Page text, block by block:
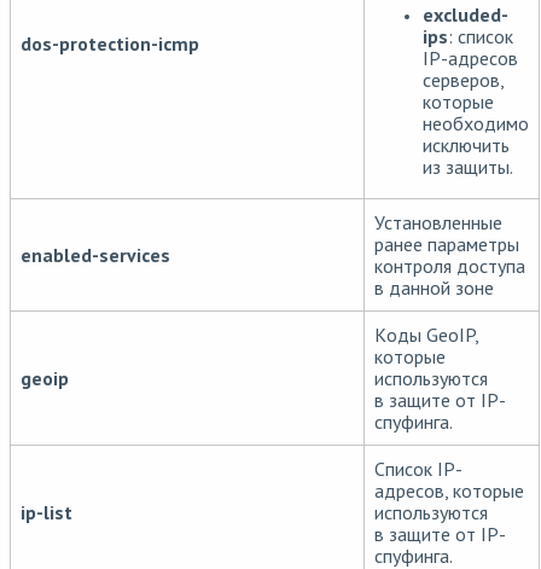
dos-protection-icmp
excluded-
ips: список
IP-адресов
серверов,
которые
необходимо
исключить
из защиты.
enabled-services
Установленные
ранее параметры
контроля доступа
в данной зоне
geoip
Kоды GeoIP,
которые
используются
в защите от IP-
спуфинга.
ip-list
Cписок IP-
адресов, которые
используются
в защите от IP-
спуфинга.